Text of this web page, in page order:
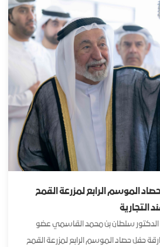
الموسم الرابع لمزرعة القمح
سلطان بن محمد القاسمي عضو
حفل حصاد الموسم الرابع لمزرعة القمح